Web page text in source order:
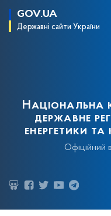
GOV.UA
Державні сайти України
Національна
державне
енергетики
Офіційний